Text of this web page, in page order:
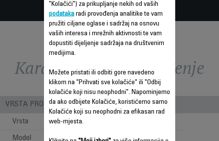
Karakteristike - Poređenje
VRSTA PROIZVODA
Vrsta
Model Postolje
"Kolačići") za prikupljanje nekih od vaših
podatakaradi provođenja analitike te vam
pružiti ciljane oglase i sadržaj na osnovu
vaših interesa i mrežnih aktivnosti te vam
dopustiti dijeljenje sadržaja na društvenim
medijima.
Možete pristati ili odbiti gore navedeno
klikom na "Prihvati sve kolačiće" ili "Odbij
kolačiće koji nisu neophodni". Napominjemo
da ako odbijete Kolačiće, koristićemo samo
Kolačiće koji su neophodni za efikasan rad
web-mjesta.